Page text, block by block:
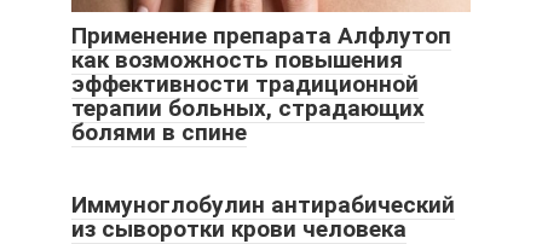
Применение препарата Алфлутоп
как возможность повышения
эффективности традиционной
терапии больных, страдающих
болями в спине
Иммуноглобулин антирабический
из сыворотки крови человека